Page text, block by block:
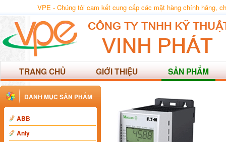
VPE - Chúng tôi cam kết cung cấp các mặt hàng chính hãng,
TRANG CHỦ GIỚI THIỆU SẢN PHẨM
DANH MỤC SẢN PHẨM
ABB
Anly